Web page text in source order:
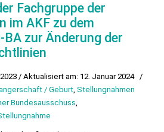
Fachgruppe der
im AKF zu dem
BA zur Änderung der
/ Aktualisiert am: 12. Januar 2024 /
/ Geburt, Stellungnahmen
Bundesausschuss,